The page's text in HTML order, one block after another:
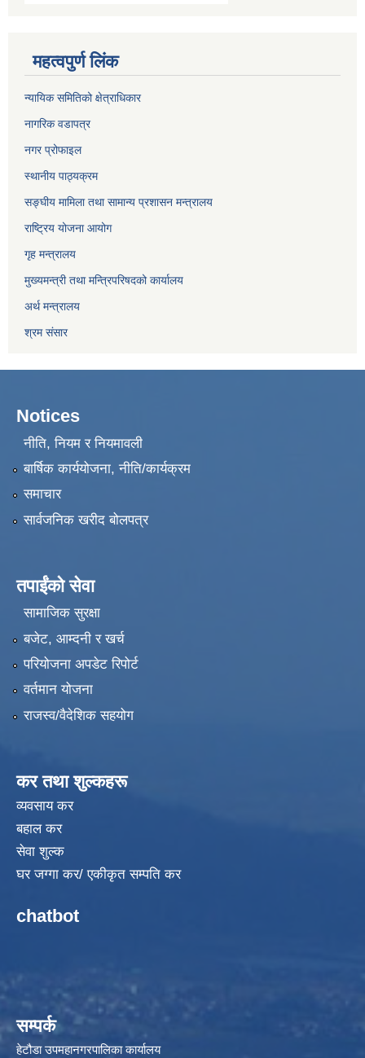
महत्वपुर्ण लिंक
न्यायिक समितिको क्षेत्राधिकार
नागरिक वडापत्र
नगर प्रोफाइल
स्थानीय पाठ्यक्रम
सङ्घीय मामिला तथा सामान्य प्रशासन मन्त्रालय
राष्ट्रिय योजना आयोग
गृह मन्त्रालय
मुख्यमन्त्री तथा मन्त्रिपरिषदको कार्यालय
अर्थ मन्त्रालय
श्रम संसार
Notices
नीति, नियम र नियमावली
बार्षिक कार्ययोजना, नीति/कार्यक्रम
समाचार
सार्वजनिक खरीद बोलपत्र
तपाईंको सेवा
सामाजिक सुरक्षा
बजेट, आम्दनी र खर्च
परियोजना अपडेट रिपोर्ट
वर्तमान योजना
राजस्व/वैदेशिक सहयोग
कर तथा शुल्कहरू
व्यवसाय कर
बहाल कर
सेवा शुल्क
घर जग्गा कर/ एकीकृत सम्पति कर
chatbot
सम्पर्क
हेटौडा उपमहानगरपालिका कार्यालय